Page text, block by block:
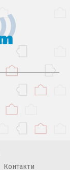
Контакти